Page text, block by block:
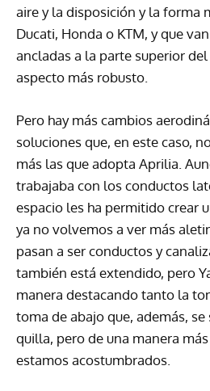
aire y la disposición y la forma
Ducati, Honda o KTM, y que
ancladas a la parte superior
aspecto más robusto.
Pero hay más cambios
soluciones que, en este caso,
más las que adopta Aprilia.
trabajaba con los conductos
espacio les ha permitido crear
ya no volvemos a ver más
pasan a ser conductos y
también está extendido, pero
manera destacando tanto la
toma de abajo que, además,
quilla, pero de una manera
estamos acostumbrados.